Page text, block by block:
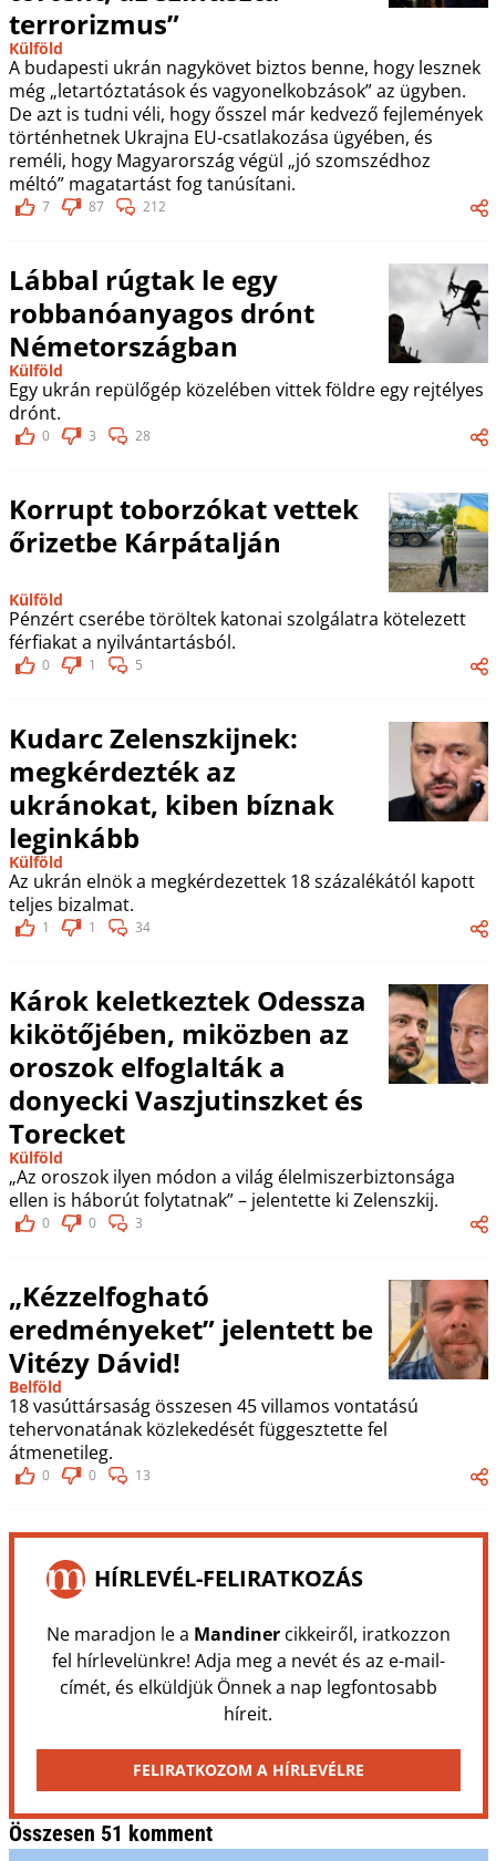
terrorizmus”
Külföld
A budapesti ukrán nagykövet biztos benne, hogy lesznek
még „letartóztatások és vagyonelkobzások” az ügyben.
De azt is tudni véli, hogy ősszel már kedvező fejlemények
történhetnek Ukrajna EU-csatlakozása ügyében, és
reméli, hogy Magyarország végül „jó szomszédhoz
méltó” magatartást fog tanúsítani.
7 87 212
Lábbal rúgtak le egy
robbanóanyagos drónt
Németországban
Külföld
Egy ukrán repülőgép közelében vittek földre egy rejtélyes
drónt.
0 3 28
Korrupt toborzókat vettek
őrizetbe Kárpátalján
Külföld
Pénzért cserébe töröltek katonai szolgálatra kötelezett
férfiakat a nyilvántartásból.
0 1 5
Kudarc Zelenszkijnek:
megkérdezték az
ukránokat, kiben bíznak
leginkább
Külföld
Az ukrán elnök a megkérdezettek 18 százalékától kapott
teljes bizalmat.
1 1 34
Károk keletkeztek Odessza
kikötőjében, miközben az
oroszok elfoglalták a
donyecki Vaszjutinszket és
Torecket
Külföld
„Az oroszok ilyen módon a világ élelmiszerbiztonsága
ellen is háborút folytatnak” – jelentette ki Zelenszkij.
0 0 3
„Kézzelfogható
eredményeket” jelentett be
Vitézy Dávid!
Belföld
18 vasúttársaság összesen 45 villamos vontatású
tehervonatának közlekedését függesztette fel
átmenetileg.
0 0 13
HÍRLEVÉL-FELIRATKOZÁS
Ne maradjon le a Mandinercikkeiről, iratkozzon
fel hírlevelünkre! Adja meg a nevét és az e-mail-
címét, és elküldjük Önnek a nap legfontosabb
híreit.
FELIRATKOZOM A HÍRLEVÉLRE
Összesen 51 komment